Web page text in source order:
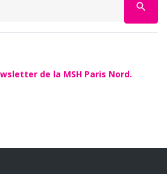
search
de la MSH Paris Nord.